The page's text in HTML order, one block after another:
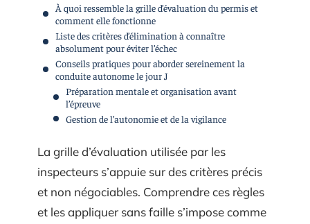
À quoi ressemble la grille d’évaluation du permis et
comment elle fonctionne
Liste des critères d’élimination à connaître
absolument pour éviter l’échec
Conseils pratiques pour aborder sereinement la
conduite autonome le jour J
Préparation mentale et organisation avant
l’épreuve
Gestion de l’autonomie et de la vigilance
La grille d’évaluation utilisée par les
inspecteurs s’appuie sur des critères précis
et non négociables. Comprendre ces règles
et les appliquer sans faille s’impose comme